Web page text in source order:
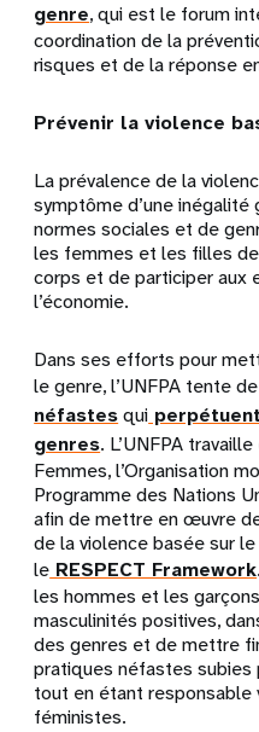
genre, qui est le forum
coordination de la
risques et de la réponse
Prévenir la violence
La prévalence de la
symptôme d’une inégalité
normes sociales et de
les femmes et les filles
corps et de participer aux
l’économie.
Dans ses efforts pour
le genre, l’UNFPA tente
néfastesqui
genres. L’UNFPA
Femmes, l’Organisation
Programme des Nations
afin de mettre en œuvre
de la violence basée sur
le RESPECT Framework
les hommes et les
masculinités positives,
des genres et de mettre
pratiques néfastes
tout en étant responsable
féministes.